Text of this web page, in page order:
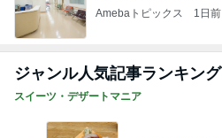
Amebaトピックス 1日前
ジャンル人気記事ランキング
スイーツ・デザートマニア